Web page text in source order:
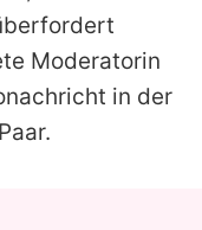
Moderatorin
in der